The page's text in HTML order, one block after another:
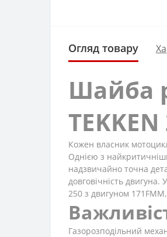
Огляд товару
Шайба
Кожен власник
Однією з
надзвичайно точна
довговічність двигуна. У
250 з двигуном
Газорозподільний